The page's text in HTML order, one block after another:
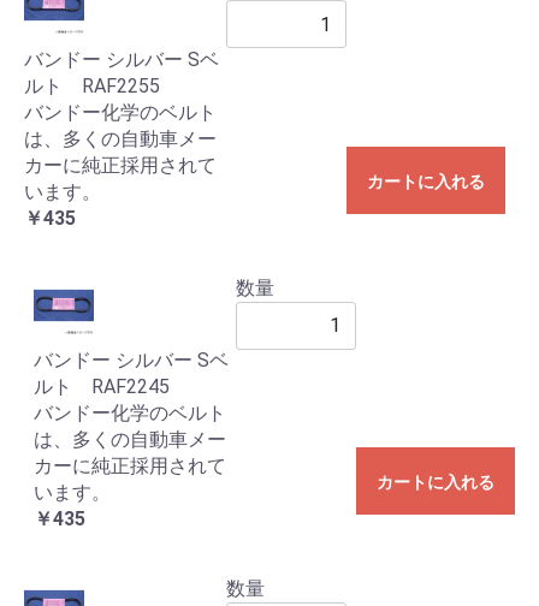
バンドー シルバー Sベ
ルト RAF2255
バンドー化学のベルト
は、多くの自動車メー
カーに純正採用されて
います。
￥435
カートに入れる
バンドー シルバー Sベ
ルト RAF2245
バンドー化学のベルト
は、多くの自動車メー
カーに純正採用されて
います。
￥435
数量
カートに入れる
数量